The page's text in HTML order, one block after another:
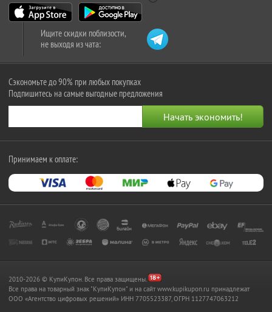
Ищите скидки поблизости,
не выходя из чата:
Сэкономьте до 90% при любых покупках
Подпишитесь на самые выгодные предложения
Принимаем к оплате:
2010-2026 © КупиКупон. Все права защищены.
Все права на товарный знак "КупиКупон" и на сайт www.kupikupon.ru принадлежат
OOO «Агентство цифровых решений» ИНН 7705523387, ОГРН 1127747063212